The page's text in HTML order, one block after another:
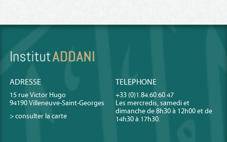
ADRESSE
15 rue Victor Hugo
94190 Villeneuve-Saint-Georges
> consulter la carte
TELEPHONE
+33 (0)1.84.60.60.47
Les mercredis, samedi et
dimanche de 8h30 à 12h00 et de
14h30 à 17h30.